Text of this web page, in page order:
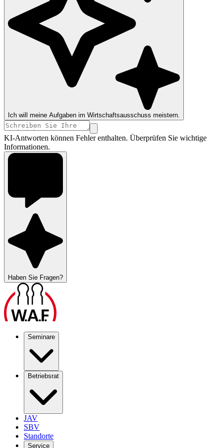
Ich will meine Aufgaben im Wirtschaftsausschuss meistern.
KI-Antworten können Fehler enthalten. Überprüfen Sie wichtige
Informationen.
Haben Sie Fragen?
Seminare
Betriebsrat
JAV
SBV
Standorte
Service